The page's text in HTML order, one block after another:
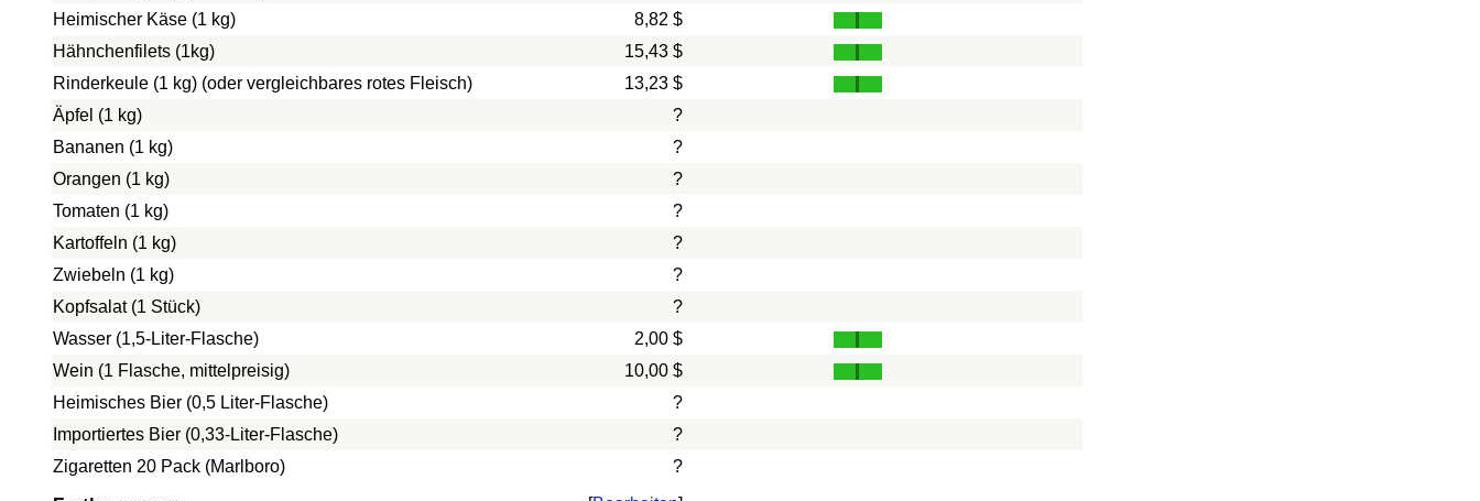
Heimischer Käse (1 kg)
8,82 $
Hähnchenfilets (1kg)
15,43 $
Rinderkeule (1 kg) (oder vergleichbares rotes Fleisch)
13,23 $
Äpfel (1 kg)
?
Bananen (1 kg)
?
Orangen (1 kg)
?
Tomaten (1 kg)
?
Kartoffeln (1 kg)
?
Zwiebeln (1 kg)
?
Kopfsalat (1 Stück)
?
Wasser (1,5-Liter-Flasche)
2,00 $
Wein (1 Flasche, mittelpreisig)
10,00 $
Heimisches Bier (0,5 Liter-Flasche)
?
Importiertes Bier (0,33-Liter-Flasche)
?
Zigaretten 20 Pack (Marlboro)
?